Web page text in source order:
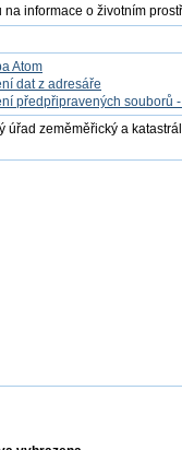
na informace o životním
Atom
dat z adresáře
předpřipravených souborů
úřad zeměměřický a